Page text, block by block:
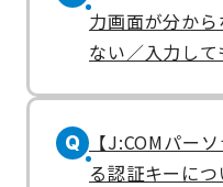
力画面が分か
ない／入力し
Q
【J:COMパー
る認証キーにつ